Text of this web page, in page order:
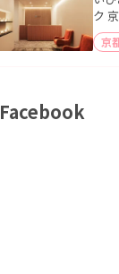
ク
京
Facebook